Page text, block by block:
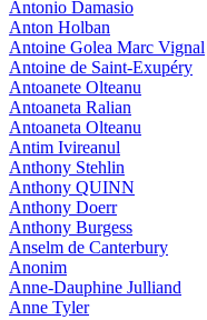
Antonio Damasio
Anton Holban
Antoine Golea Marc Vignal
Antoine de Saint-Exupéry
Antoanete Olteanu
Antoaneta Ralian
Antoaneta Olteanu
Antim Ivireanul
Anthony Stehlin
Anthony QUINN
Anthony Doerr
Anthony Burgess
Anselm de Canterbury
Anonim
Anne-Dauphine Julliand
Anne Tyler